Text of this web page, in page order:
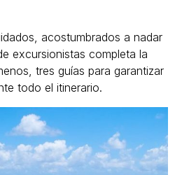
acostumbrados a nadar
excursionistas completa la
tres guías para garantizar
todo el itinerario.